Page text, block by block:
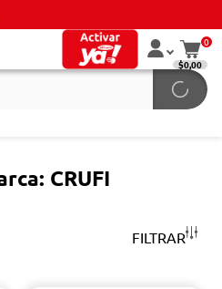
0
$0,00
CRUFI
FILTRAR